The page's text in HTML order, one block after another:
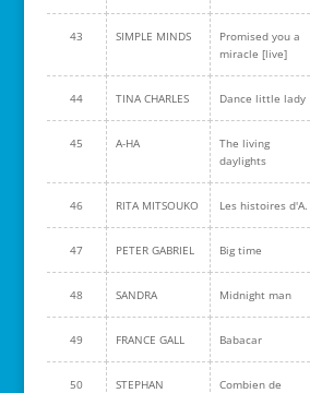
43 SIMPLE MINDS
Promised you a
miracle [live]
44 TINA CHARLES Dance little lady
45 A-HA
The living
daylights
46 RITA MITSOUKO Les histoires d'A.
47 PETER GABRIEL Big time
48 SANDRA Midnight man
49 FRANCE GALL Babacar
50
STEPHAN
Combien de